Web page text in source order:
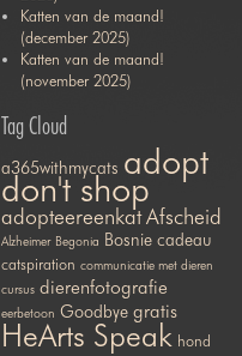
Katten van de maand!
(december 2025)
Katten van de maand!
(november 2025)
Tag Cloud
a365withmycats adopt
don't shop
adopteereenkat Afscheid
Alzheimer Begonia Bosnie cadeau
catspiration communicatie met dieren
cursus dierenfotografie
eerbetoon Goodbye gratis
HeArts Speak hond